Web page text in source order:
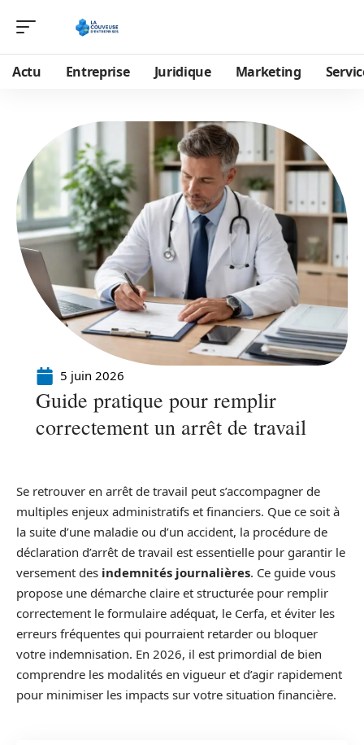
Actu Entreprise Juridique Marketing
5 juin 2026
Guide pratique pour remplir
correctement un arrêt de travail
Se retrouver en arrêt de travail peut s’accompagner de
multiples enjeux administratifs et financiers. Que ce soit à
la suite d’une maladie ou d’un accident, la procédure de
déclaration d’arrêt de travail est essentielle pour garantir le
versement des indemnités journalières. Ce guide vous
propose une démarche claire et structurée pour remplir
correctement le formulaire adéquat, le Cerfa, et éviter les
erreurs fréquentes qui pourraient retarder ou bloquer
votre indemnisation. En 2026, il est primordial de bien
comprendre les modalités en vigueur et d’agir rapidement
pour minimiser les impacts sur votre situation financière.